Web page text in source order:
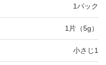
1パック
1片（5g）
小さじ1